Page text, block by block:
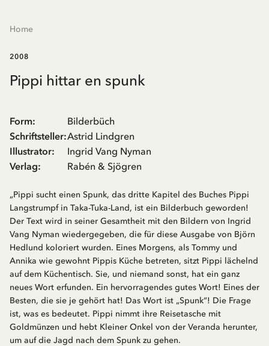
Home
2008
Pippi hittar en spunk
Form:
Bilderbüch
Schriftsteller:Astrid Lindgren
Illustrator:
Ingrid Vang Nyman
Verlag: Rabén & Sjögren
„Pippi sucht einen Spunk, das dritte Kapitel des Buches Pippi
Langstrumpf in Taka-Tuka-Land, ist ein Bilderbuch geworden!
Der Text wird in seiner Gesamtheit mit den Bildern von Ingrid
Vang Nyman wiedergegeben, die für diese Ausgabe von Björn
Hedlund koloriert wurden. Eines Morgens, als Tommy und
Annika wie gewohnt Pippis Küche betreten, sitzt Pippi lächelnd
auf dem Küchentisch. Sie, und niemand sonst, hat ein ganz
neues Wort erfunden. Ein hervorragendes gutes Wort! Eines der
Besten, die sie je gehört hat! Das Wort ist „Spunk“! Die Frage
ist, was es bedeutet. Pippi nimmt ihre Reisetasche mit
Goldmünzen und hebt Kleiner Onkel von der Veranda herunter,
um auf die Jagd nach dem Spunk zu gehen.